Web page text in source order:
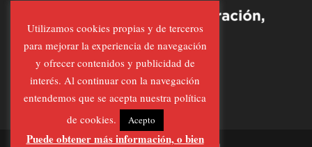
Utilizamos cookies propias y de terceros
para mejorar la experiencia de navegación
y ofrecer contenidos y publicidad de
interés. Al continuar con la navegación
entendemos que se acepta nuestra política
de cookies.
Acepto
Puede obtener más información, o bien